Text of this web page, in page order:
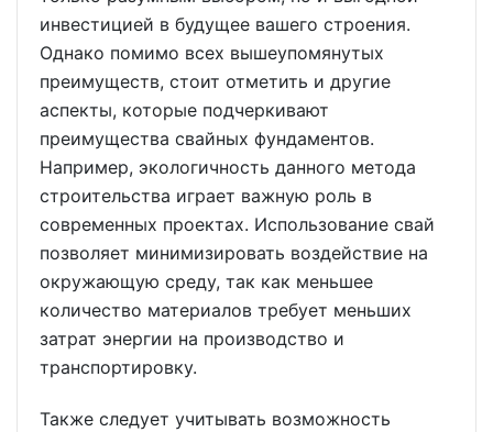
инвестицией в будущее вашего строения.
Однако помимо всех вышеупомянутых
преимуществ, стоит отметить и другие
аспекты, которые подчеркивают
преимущества свайных фундаментов.
Например, экологичность данного метода
строительства играет важную роль в
современных проектах. Использование свай
позволяет минимизировать воздействие на
окружающую среду, так как меньшее
количество материалов требует меньших
затрат энергии на производство и
транспортировку.
Также следует учитывать возможность